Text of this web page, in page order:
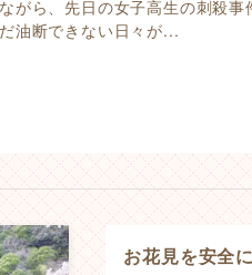
がら、先日の女子高生の刺殺事
油断できない日々が...
お花見を安全